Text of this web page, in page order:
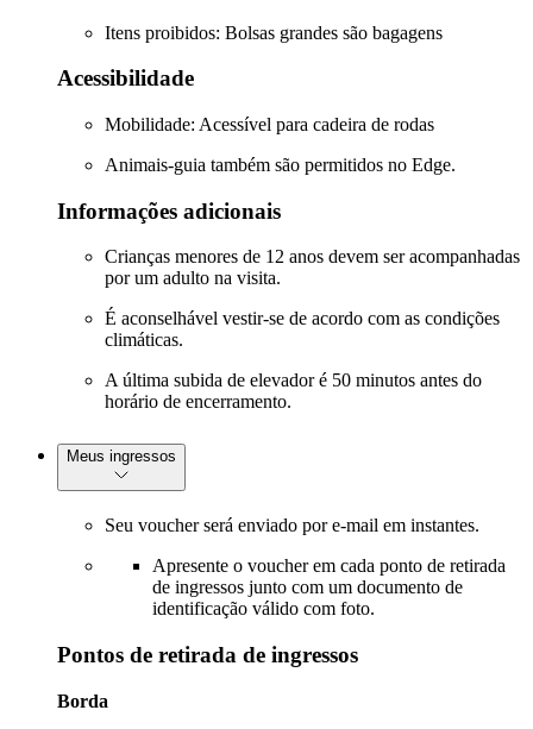
Itens proibidos: Bolsas grandes são bagagens
Acessibilidade
Mobilidade: Acessível para cadeira de rodas
Animais-guia também são permitidos no Edge.
Informações adicionais
Crianças menores de 12 anos devem ser acompanhadas
por um adulto na visita.
É aconselhável vestir-se de acordo com as condições
climáticas.
A última subida de elevador é 50 minutos antes do
horário de encerramento.
Meus ingressos
Seu voucher será enviado por e-mail em instantes.
Apresente o voucher em cada ponto de retirada
de ingressos junto com um documento de
identificação válido com foto.
Pontos de retirada de ingressos
Borda